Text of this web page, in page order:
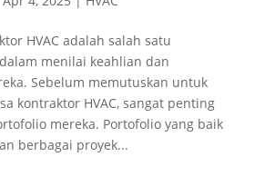
HVAC adalah salah satu
menilai keahlian dan
Sebelum memutuskan untuk
kontraktor HVAC, sangat penting
mereka. Portofolio yang baik
berbagai proyek...